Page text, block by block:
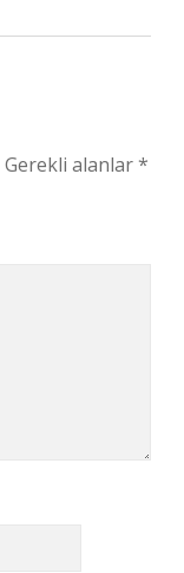
Gerekli alanlar*